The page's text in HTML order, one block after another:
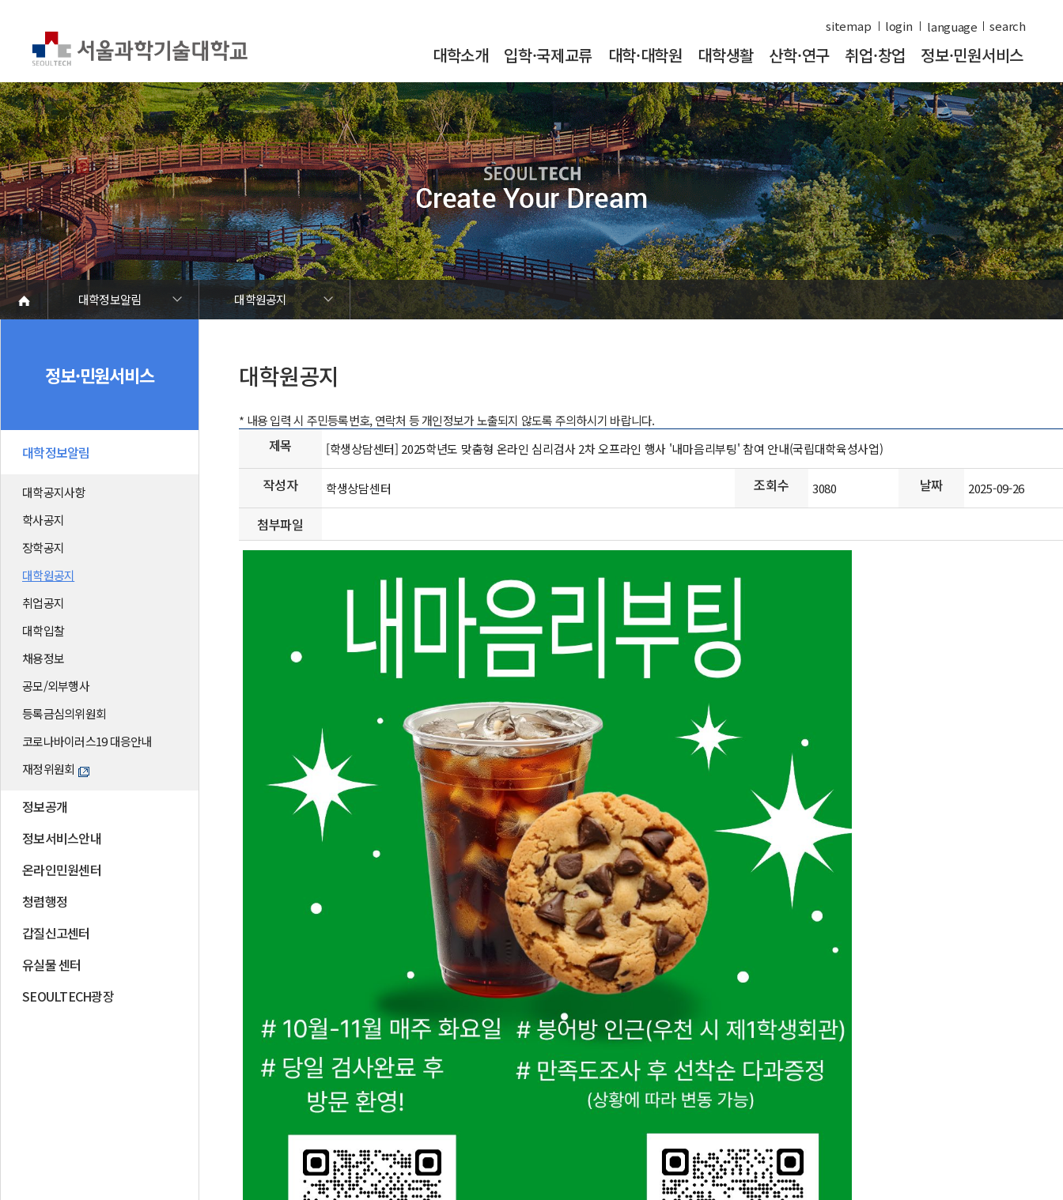
sitemap login search
대학소개 입학·국제교류 대학·대학원 대학생활 산학·연구 취업·창업 정보·민원서비스
대학정보알림
대학정보알림
정보공개
정보서비스안내
온라인민원센터
청렴행정
갑질신고센터
유실물 센터
SEOULTECH광장
대학원공지
대학공지사항
학사공지
장학공지
대학원공지
취업공지
대학입찰
채용정보
공모/외부행사
등록금심의위원회
코로나바이러스19 대응안내
재정위원회
정보·민원서비스
대학정보알림
대학공지사항
학사공지
장학공지
대학원공지
취업공지
대학입찰
채용정보
공모/외부행사
등록금심의위원회
코로나바이러스19 대응안내
재정위원회
정보공개
정보서비스안내
온라인민원센터
청렴행정
갑질신고센터
유실물 센터
SEOULTECH광장
대학원공지
* 내용 입력 시 주민등록번호, 연락처 등 개인정보가 노출되지 않도록 주의하시기 바랍니다.
제목 [학생상담센터] 2025학년도 맞춤형 온라인 심리검사 2차 오프라인 행사 '내마음리부팅' 참여 안내(국립대학육성사업)
작성자 학생상담센터 조회수 3080 날짜 2025-09-26
첨부파일